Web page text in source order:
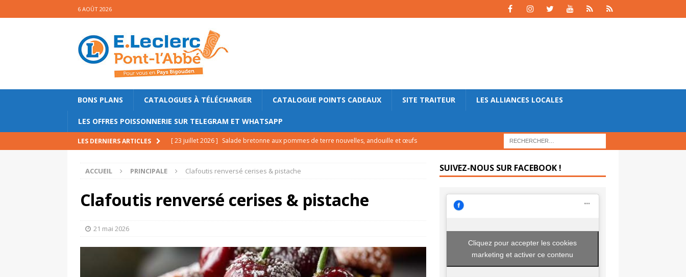
6 AOÛT 2026
BONS PLANS CATALOGUES À TÉLÉCHARGER CATALOGUE POINTS CADEAUX SITE TRAITEUR LES ALLIANCES LOCALES
LES OFFRES POISSONNERIE SUR TELEGRAM ET WHATSAPP
LES DERNIERS ARTICLES [ 23 juillet 2026 ] Salade bretonne aux pommes de terre nouvelles, andouille et œufs
[ 17 juillet 2026 ] Galettes roulées au saumon fumé, concombre et fromage frais
Glace express au yaourt, caramel au beurre salé et sarrasin grillé
[ 31 juillet 2026 ] Tiramisu aux pêches rôties : le dessert gourmand de l’été
ACCUEIL PRINCIPALE Clafoutis renversé cerises & pistache
Clafoutis renversé cerises & pistache
21 mai 2026
SUIVEZ-NOUS SUR FACEBOOK !
Cliquez pour accepter les cookies
marketing et activer ce contenu